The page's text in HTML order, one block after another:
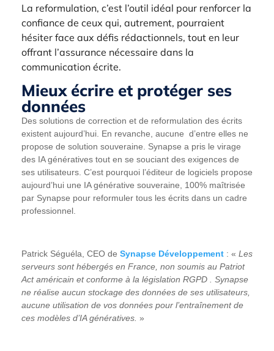
La reformulation, c’est l’outil idéal pour renforcer la
confiance de ceux qui, autrement, pourraient
hésiter face aux défis rédactionnels, tout en leur
offrant l’assurance nécessaire dans la
communication écrite.
Mieux écrire et protéger ses
données
Des solutions de correction et de reformulation des écrits
existent aujourd’hui. En revanche, aucune d’entre elles ne
propose de solution souveraine. Synapse a pris le virage
des IA génératives tout en se souciant des exigences de
ses utilisateurs. C’est pourquoi l’éditeur de logiciels propose
aujourd’hui une IA générative souveraine, 100% maîtrisée
par Synapse pour reformuler tous les écrits dans un cadre
professionnel.
Patrick Séguéla, CEO de Synapse Développement : « Les
serveurs sont hébergés en France, non soumis au Patriot
Act américain et conforme à la législation RGPD . Synapse
ne réalise aucun stockage des données de ses utilisateurs,
aucune utilisation de vos données pour l’entraînement de
ces modèles d’IA génératives. »